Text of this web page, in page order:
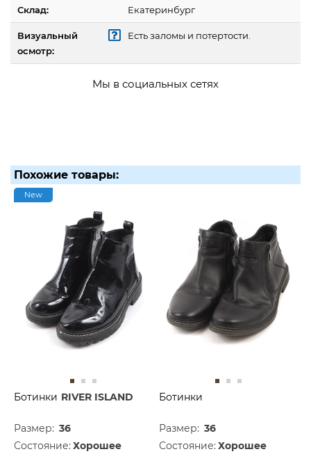
Склад: Екатеринбург
Визуальный
осмотр:
Есть заломы и потертости.
Мы в социальных сетях
Похожие товары:
New
Ботинки RIVER ISLAND
Размер: 36
Состояние: Хорошее
Ботинки
Размер: 36
Состояние: Хорошее